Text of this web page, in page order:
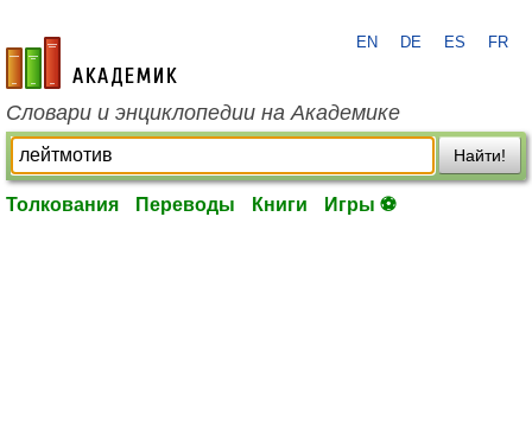
academic.ru
EN DE ES FR
Словари и энциклопедии на Академике
Найти!
Толкования Переводы Книги Игры ⚽